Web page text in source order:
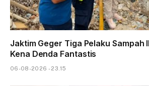
Jaktim Geger Tiga Pelaku Sampah
Kena Denda Fantastis
06-08-2026 - 23.15